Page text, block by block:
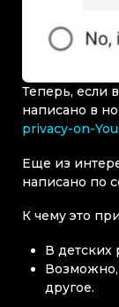
Теперь, если
написано в
privacy-on-
Еще из
написано по
К чему это
В детских
Возможно,
другое.